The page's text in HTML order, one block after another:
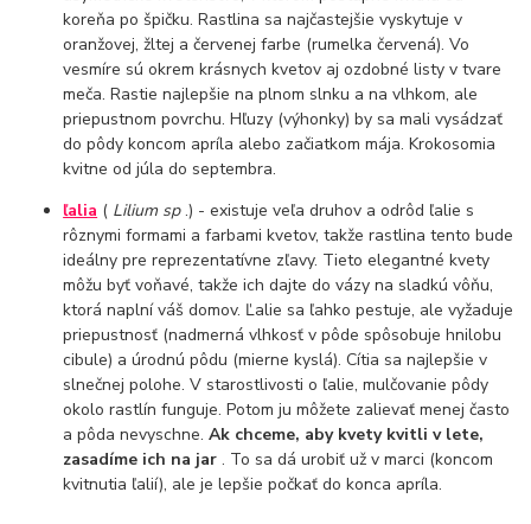
koreňa po špičku. Rastlina sa najčastejšie vyskytuje v
oranžovej, žltej a červenej farbe (rumelka červená). Vo
vesmíre sú okrem krásnych kvetov aj ozdobné listy v tvare
meča. Rastie najlepšie na plnom slnku a na vlhkom, ale
priepustnom povrchu. Hľuzy (výhonky) by sa mali vysádzať
do pôdy koncom apríla alebo začiatkom mája. Krokosomia
kvitne od júla do septembra.
ľalia ( Lilium sp.) - existuje veľa druhov a odrôd ľalie s
rôznymi formami a farbami kvetov, takže rastlina tento bude
ideálny pre reprezentatívne zľavy. Tieto elegantné kvety
môžu byť voňavé, takže ich dajte do vázy na sladkú vôňu,
ktorá naplní váš domov. Ľalie sa ľahko pestuje, ale vyžaduje
priepustnosť (nadmerná vlhkosť v pôde spôsobuje hnilobu
cibule) a úrodnú pôdu (mierne kyslá). Cítia sa najlepšie v
slnečnej polohe. V starostlivosti o ľalie, mulčovanie pôdy
okolo rastlín funguje. Potom ju môžete zalievať menej často
a pôda nevyschne.Ak chceme, aby kvety kvitli v lete,
zasadíme ich na jar. To sa dá urobiť už v marci (koncom
kvitnutia ľalií), ale je lepšie počkať do konca apríla.